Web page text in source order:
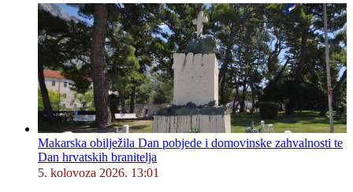
Makarska obilježila Dan pobjede i domovinske zahvalnosti te
Dan hrvatskih branitelja
5. kolovoza 2026. 13:01